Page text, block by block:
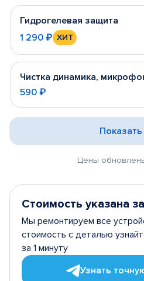
Гидрогелевая защита
1 290 ₽ ХИТ
Чистка динамика,
590 ₽
Цены
Стоимость указана
Мы ремонтируем все
стоимость с деталью
за 1 минуту
Узнать